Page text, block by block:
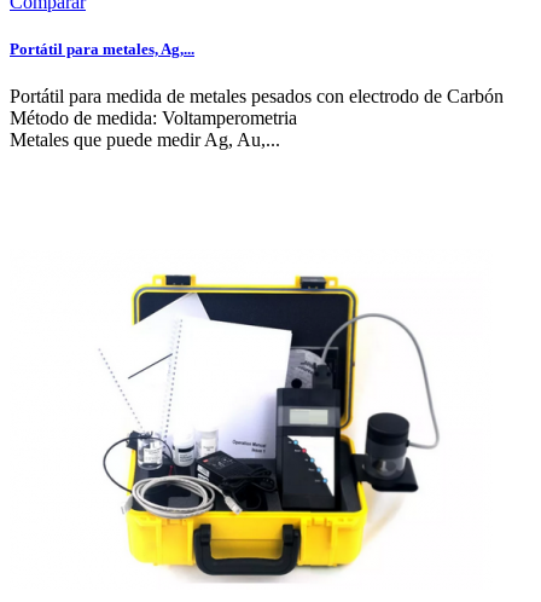
Portátil para metales, Ag,...
Portátil para medida de metales pesados con electrodo de Carbón
Método de medida: Voltamperometria
Metales que puede medir Ag, Au,...